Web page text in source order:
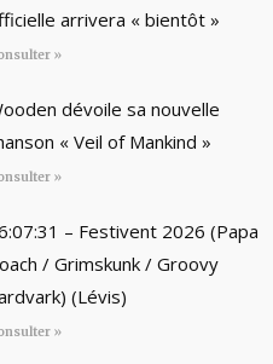
arrivera « bientôt »
»
dévoile sa nouvelle
« Veil of Mankind »
»
– Festivent 2026 (Papa
/ Grimskunk / Groovy
(Lévis)
»